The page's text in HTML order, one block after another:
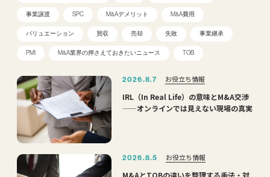
事業譲渡 SPC M&Aデメリット M&A費用
バリュエーション 買収 売却 失敗 事業継承
PMI M&A業界の押さえておきたいニュース TOB
2026.8.7 お役立ち情報
IRL（In Real Life）の意味とM&A交渉
——オンラインでは見えない現場の真実
2026.8.5 お役立ち情報
M&AとTOBの違いを整理する――手法・対